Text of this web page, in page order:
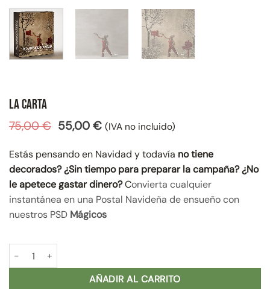
La Carta
75,00€ El
precio
original
era:
75,00 €.
55,00 €El
precio
actual
es:
55,00 €.
(IVA no incluido)
Estás pensando en Navidad y todavía no tiene
decorados?¿Sin tiempo para preparar la campaña? ¿No
le apetece gastar dinero?Convierta cualquier
instantánea en una Postal Navideña de ensueño con
nuestros PSD Mágicos
La Carta cantidad
AÑADIR AL CARRITO